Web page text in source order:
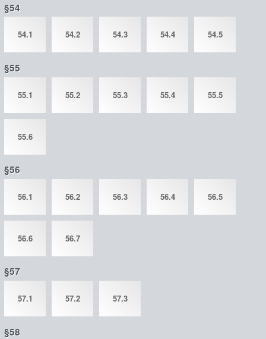
§54
54.1 54.2 54.3 54.4 54.5
§55
55.1 55.2 55.3 55.4 55.5
55.6
§56
56.1 56.2 56.3 56.4 56.5
56.6 56.7
§57
57.1 57.2 57.3
§58